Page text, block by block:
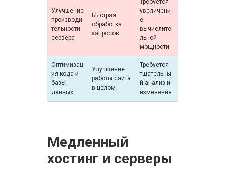
Улучшение
производи
тельности
сервера
Быстрая
обработка
запросов
Требуется
увеличени
е
вычислите
льной
мощности
Оптимизац
ия кода и
базы
данных
Улучшение
работы сайта
в целом
Требуется
тщательны
й анализ и
изменения
Медленный
хостинг и серверы